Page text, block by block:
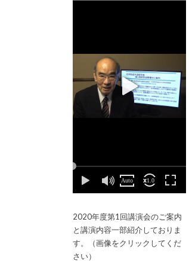
2020年度第1回講演会のご案内
と講演内容一部紹介しておりま
す。（画像をクリックしてくだ
さい）